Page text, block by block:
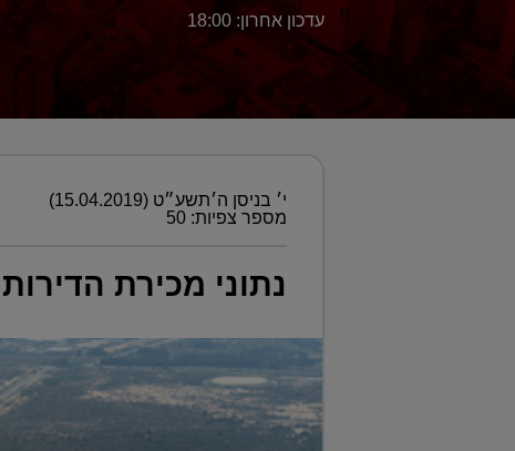
עדכון אחרון: 18:00
י׳ בניסן ה׳תשע״ט (15.04.2019)
מספר צפיות: 50
נתוני מכירת